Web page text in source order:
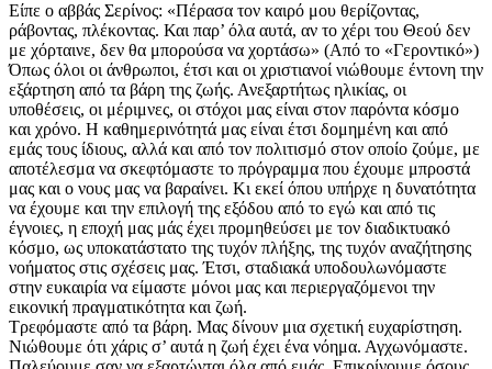
Είπε ο αββάς Σερίνος: «Πέρασα τον καιρό μου θερίζοντας,
ράβοντας, πλέκοντας. Και παρ’ όλα αυτά, αν το χέρι του Θεού δεν
με χόρταινε, δεν θα μπορούσα να χορτάσω» (Από το «Γεροντικό»)
Όπως όλοι οι άνθρωποι, έτσι και οι χριστιανοί νιώθουμε έντονη την
εξάρτηση από τα βάρη της ζωής. Ανεξαρτήτως ηλικίας, οι
υποθέσεις, οι μέριμνες, οι στόχοι μας είναι στον παρόντα κόσμο
και χρόνο. Η καθημερινότητά μας είναι έτσι δομημένη και από
εμάς τους ίδιους, αλλά και από τον πολιτισμό στον οποίο ζούμε, με
αποτέλεσμα να σκεφτόμαστε το πρόγραμμα που έχουμε μπροστά
μας και ο νους μας να βαραίνει. Κι εκεί όπου υπήρχε η δυνατότητα
να έχουμε και την επιλογή της εξόδου από το εγώ και από τις
έγνοιες, η εποχή μας μάς έχει προμηθεύσει με τον διαδικτυακό
κόσμο, ως υποκατάστατο της τυχόν πλήξης, της τυχόν αναζήτησης
νοήματος στις σχέσεις μας. Έτσι, σταδιακά υποδουλωνόμαστε
στην ευκαιρία να είμαστε μόνοι μας και περιεργαζόμενοι την
εικονική πραγματικότητα και ζωή.
Τρεφόμαστε από τα βάρη. Μας δίνουν μια σχετική ευχαρίστηση.
Νιώθουμε ότι χάρις σ’ αυτά η ζωή έχει ένα νόημα. Αγχωνόμαστε.